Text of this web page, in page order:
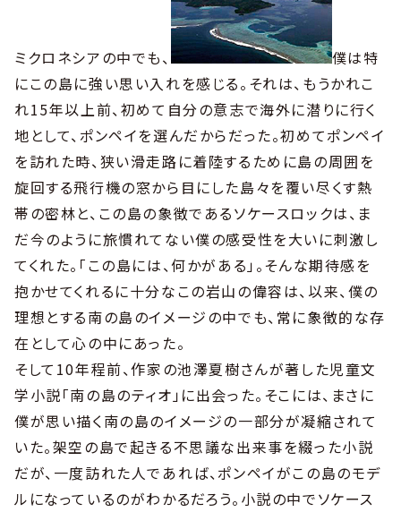
ミクロネシアの中でも、
僕は特
にこの島に強い思い入れを感じる。それは、もうかれこ
れ15年以上前、初めて自分の意志で海外に潜りに行く
地として、ポンペイを選んだからだった。初めてポンペイ
を訪れた時、狭い滑走路に着陸するために島の周囲を
旋回する飛行機の窓から目にした島々を覆い尽くす熱
帯の密林と、この島の象徴であるソケースロックは、ま
だ今のように旅慣れてない僕の感受性を大いに刺激し
てくれた。「この島には、何かがある」。そんな期待感を
抱かせてくれるに十分なこの岩山の偉容は、以来、僕の
理想とする南の島のイメージの中でも、常に象徴的な存
在として心の中にあった。
そして10年程前、作家の池澤夏樹さんが著した児童文
学小説「南の島のティオ」に出会った。そこには、まさに
僕が思い描く南の島のイメージの一部分が凝縮されて
いた。架空の島で起きる不思議な出来事を綴った小説
だが、一度訪れた人であれば、ポンペイがこの島のモデ
ルになっているのがわかるだろう。小説の中でソケース